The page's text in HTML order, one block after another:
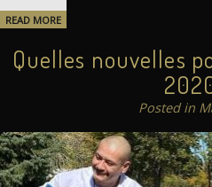
READ MORE
Quelles nouvelles
Posted in